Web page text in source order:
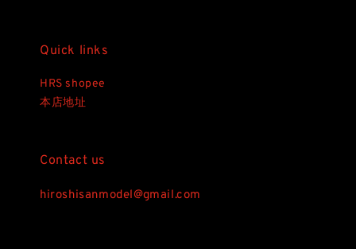
Quick links
HRS shopee
本店地址
Contact us
hiroshisanmodel@gmail.com